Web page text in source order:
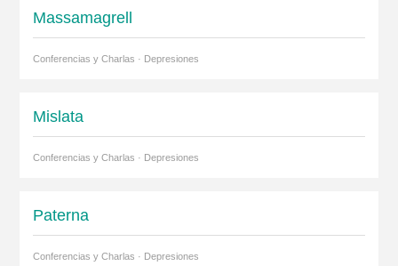
Massamagrell
Conferencias y Charlas · Depresiones
Mislata
Conferencias y Charlas · Depresiones
Paterna
Conferencias y Charlas · Depresiones